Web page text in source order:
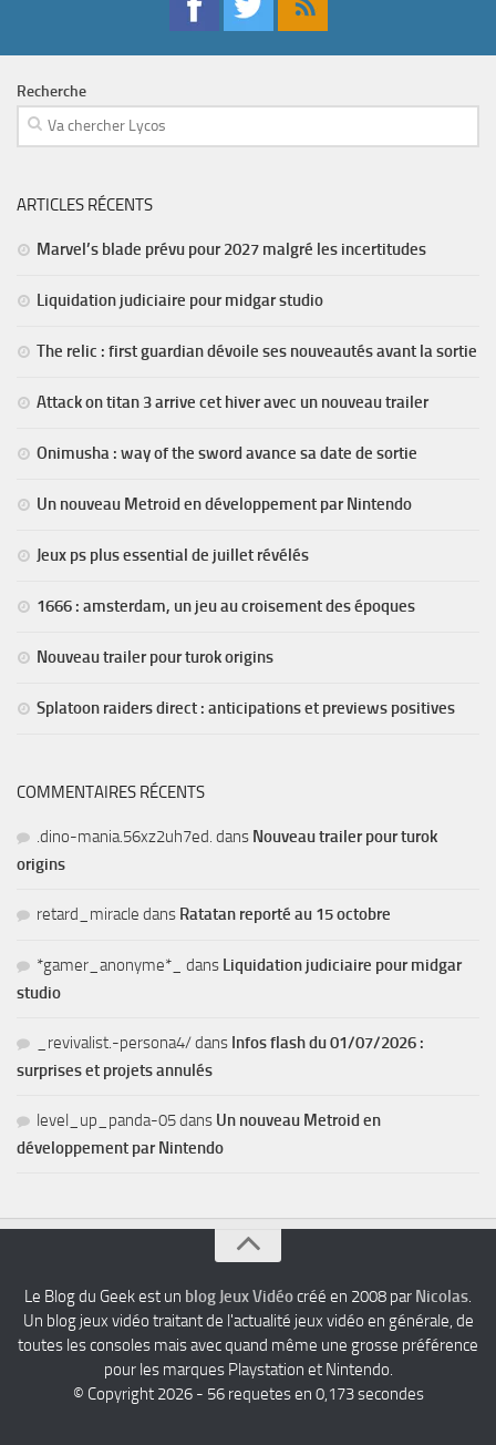
Recherche
ARTICLES RÉCENTS
Marvel’s blade prévu pour 2027 malgré les incertitudes
Liquidation judiciaire pour midgar studio
The relic : first guardian dévoile ses nouveautés avant la sortie
Attack on titan 3 arrive cet hiver avec un nouveau trailer
Onimusha : way of the sword avance sa date de sortie
Un nouveau Metroid en développement par Nintendo
Jeux ps plus essential de juillet révélés
1666 : amsterdam, un jeu au croisement des époques
Nouveau trailer pour turok origins
Splatoon raiders direct : anticipations et previews positives
COMMENTAIRES RÉCENTS
.dino-mania.56xz2uh7ed. dans Nouveau trailer pour turok
origins
retard_miracle dans Ratatan reporté au 15 octobre
*gamer_anonyme*_ dans Liquidation judiciaire pour midgar
studio
_revivalist.-persona4/dans Infos flash du 01/07/2026 :
surprises et projets annulés
level_up_panda-05dans Un nouveau Metroid en
développement par Nintendo
Le Blog du Geek est un blog Jeux Vidéocréé en 2008 par Nicolas.
Un blog jeux vidéo traitant de l'actualité jeux vidéo en générale, de
toutes les consoles mais avec quand même une grosse préférence
pour les marques Playstation et Nintendo.
© Copyright 2026 - 56 requetes en 0,173 secondes